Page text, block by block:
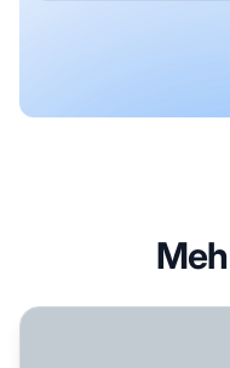
Welche Tools nutzt ihr